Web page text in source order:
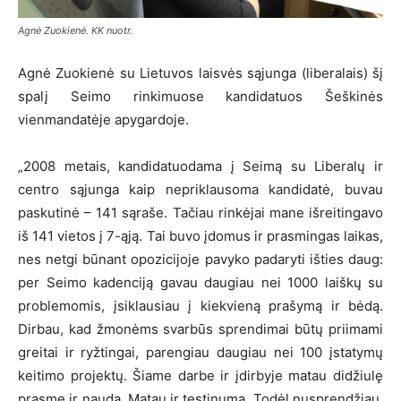
Agnė Zuokienė. KK nuotr.
Agnė Zuokienė su Lietuvos laisvės sąjunga (liberalais) šį
spalį Seimo rinkimuose kandidatuos Šeškinės
vienmandatėje apygardoje.
„2008 metais, kandidatuodama į Seimą su Liberalų ir
centro sąjunga kaip nepriklausoma kandidatė, buvau
paskutinė – 141 sąraše. Tačiau rinkėjai mane išreitingavo
iš 141 vietos į 7-ąją. Tai buvo įdomus ir prasmingas laikas,
nes netgi būnant opozicijoje pavyko padaryti išties daug:
per Seimo kadenciją gavau daugiau nei 1000 laiškų su
problemomis, įsiklausiau į kiekvieną prašymą ir bėdą.
Dirbau, kad žmonėms svarbūs sprendimai būtų priimami
greitai ir ryžtingai, parengiau daugiau nei 100 įstatymų
keitimo projektų. Šiame darbe ir įdirbyje matau didžiulę